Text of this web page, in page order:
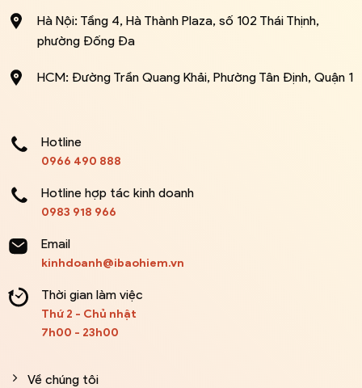
Hà Nội: Tầng 4, Hà Thành Plaza, số 102 Thái Thịnh,
phường Đống Đa
HCM: Đường Trần Quang Khải, Phường Tân Định, Quận 1
Hotline
0966 490 888
Hotline hợp tác kinh doanh
0983 918 966
Email
kinhdoanh@ibaohiem.vn
Thời gian làm việc
Thứ 2 - Chủ nhật
7h00 - 23h00
Về chúng tôi